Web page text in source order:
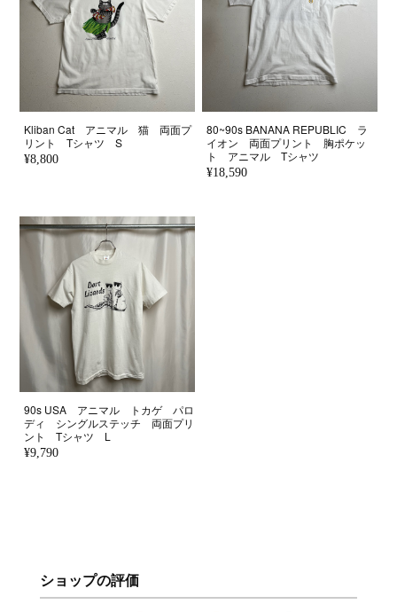
Kliban Cat アニマル 猫 両面プ
リント Tシャツ S
¥8,800
80~90s BANANA REPUBLIC ラ
イオン 両面プリント 胸ポケッ
ト アニマル Tシャツ
¥18,590
90s USA アニマル トカゲ パロ
ディ シングルステッチ 両面プリ
ント Tシャツ L
¥9,790
ショップの評価